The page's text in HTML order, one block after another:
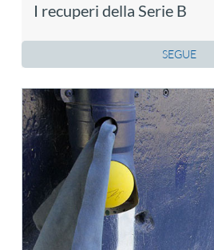
I recuperi della Serie B
SEGUE